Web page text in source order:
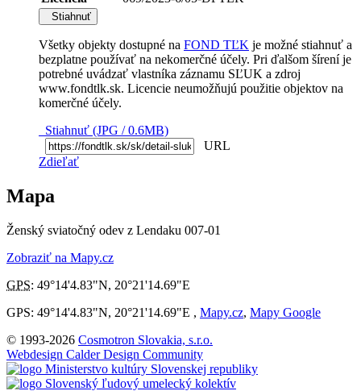
Stiahnuť
Všetky objekty dostupné na FOND TĽK je možné stiahnuť a
bezplatne používať na nekomerčné účely. Pri ďalšom šírení je
potrebné uvádzať vlastníka záznamu SĽUK a zdroj
www.fondtlk.sk. Licencie neumožňujú použitie objektov na
komerčné účely.
Stiahnuť (JPG / 0.6MB)
URL
Zdieľať
Mapa
Ženský sviatočný odev z Lendaku 007-01
Zobraziť na Mapy.cz
GPS: 49°14'4.83"N, 20°21'14.69"E
GPS: 49°14'4.83"N, 20°21'14.69"E , Mapy.cz, Mapy Google
© 1993-2026 Cosmotron Slovakia, s.r.o.
Webdesign Calder Design Community